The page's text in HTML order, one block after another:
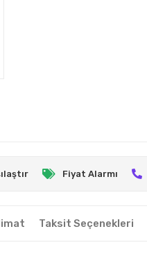
Fiyat Alarmı
Taksit Seçenekleri